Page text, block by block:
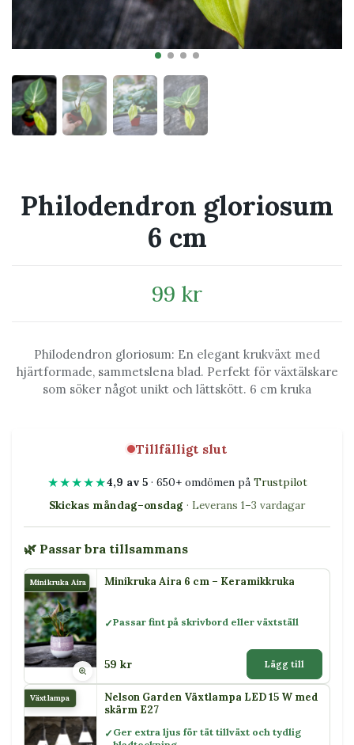
Philodendron gloriosum
6 cm
99 kr
Philodendron gloriosum: En elegant krukväxt med
hjärtformade, sammetslena blad. Perfekt för växtälskare
som söker något unikt och lättskött. 6 cm kruka
Tillfälligt slut
★★★★★4,9 av 5· 650+ omdömen på Trustpilot
Skickas måndag–onsdag · Leverans 1–3 vardagar
🌿 Passar bra tillsammans
Minikruka Aira Minikruka Aira 6 cm – Keramikkruka
Passar fint på skrivbord eller växtställ
59 kr Lägg till
Växtlampa
Nelson Garden Växtlampa LED 15 W med
skärm E27
Ger extra ljus för tät tillväxt och tydlig